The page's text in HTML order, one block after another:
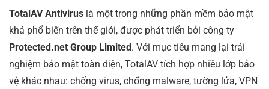
TotalAV Antivirus là một trong những phần mềm bảo mật
khá phổ biến trên thế giới, được phát triển bởi công ty
Protected.net Group Limited. Với mục tiêu mang lại trải
nghiệm bảo mật toàn diện, TotalAV tích hợp nhiều lớp bảo
vệ khác nhau: chống virus, chống malware, tường lửa, VPN